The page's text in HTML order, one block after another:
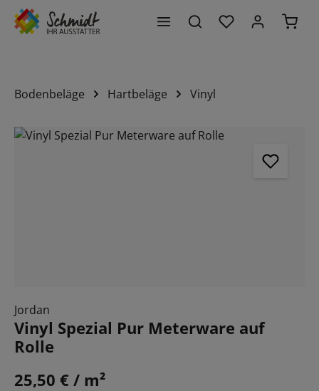
springen Du hast 0
Bodenbeläge Hartbeläge Vinyl
Bildergalerie überspringen
Jordan
Vinyl Spezial Pur Meterware auf
Rolle
25,50 € / m²